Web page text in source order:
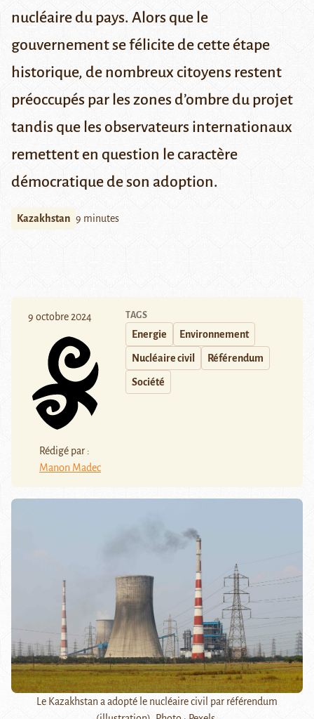
nucléaire du pays. Alors que le
gouvernement se félicite de cette étape
historique, de nombreux citoyens restent
préoccupés par les zones d’ombre du projet
tandis que les observateurs internationaux
remettent en question le caractère
démocratique de son adoption.
Kazakhstan 9 minutes
9 octobre 2024
Rédigé par :
Manon Madec
TAGS
Energie Environnement
Nucléaire civil Référendum
Société
Le Kazakhstan a adopté le nucléaire civil par référendum